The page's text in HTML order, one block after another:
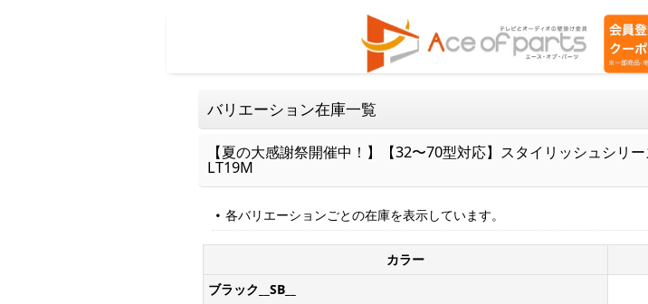
バリエーション在庫一覧
【夏の大感謝祭開催中！】【32〜70型対応】スタイリッシュシリ
LT19M
各バリエーションごとの在庫を表示しています。
カラー
ブラック__SB__